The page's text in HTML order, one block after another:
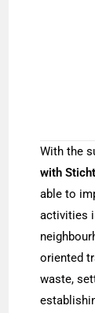
With the
with
able to
activities
oriented
waste,